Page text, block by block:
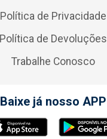
Política de Privacidade
Política de Devoluções
Trabalhe Conosco
Baixe já nosso APP